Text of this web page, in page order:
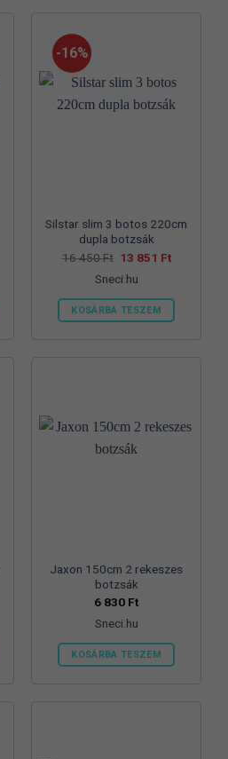
-16%
Silstar slim 3 botos 220cm
dupla botzsák
16 450Ft Original
was:
450 Ft.
13 851 FtCurrent
851 Ft.
Sneci.hu
KOSÁRBA TESZEM
Jaxon 150cm 2 rekeszes
botzsák
6 830 Ft
Sneci.hu
KOSÁRBA TESZEM